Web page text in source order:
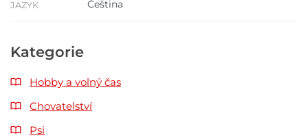
JAZYK Čeština
Kategorie
Hobby a volný čas
Chovatelství
Psi